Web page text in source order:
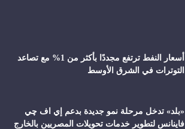
أسعار النفط ترتفع مجددًا بأكثر من 1% مع تصاعد
التوترات في الشرق الأوسط
«بلد» تدخل مرحلة نمو جديدة بدعم إي اف چي
فاينانس لتطوير خدمات تحويلات المصريين بالخارج